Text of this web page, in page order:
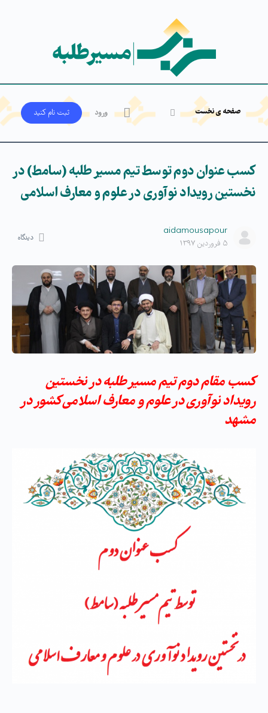
صفحه ی نخست ورود ثبت‌ نام کنید
کسب عنوان دوم توسط تیم مسیر طلبه (سامط) در
نخستین رویداد نوآوری در علوم و معارف اسلامی
aidamousapour
۵ فروردین ۱۳۹۷
دیدگاه
کسب مقام دوم تیم مسیر طلبه در نخستین
رویداد نوآوری در علوم و معارف اسلامی کشور در
مشهد